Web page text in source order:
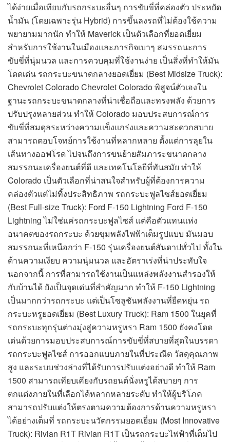
ได้ง่ายเมื่อเทียบกับรถกระบะอื่นๆ การขับขี่ที่คล่องตัว ประหยัด
น้ำมัน (โดยเฉพาะรุ่น Hybrid) การขึ้นลงรถที่ไม่ต้องใช้ความ
พยายามมากนัก ทำให้ Maverick เป็นตัวเลือกที่ยอดเยี่ยม
สำหรับการใช้งานในเมืองและภารกิจเบาๆ สมรรถนะการ
ขับขี่ที่นุ่มนวล และการควบคุมที่ใช้งานง่าย เป็นสิ่งที่ทำให้มัน
โดดเด่น รถกระบะขนาดกลางยอดเยี่ยม (Best Midsize Truck):
Chevrolet Colorado Chevrolet Colorado พิสูจน์ตัวเองใน
ฐานะรถกระบะขนาดกลางที่น่าเชื่อถือและทรงพลัง ด้วยการ
ปรับปรุงหลายส่วน ทำให้ Colorado มอบประสบการณ์การ
ขับขี่ที่สมดุลระหว่างความแข็งแกร่งและความสะดวกสบาย
สามารถตอบโจทย์การใช้งานที่หลากหลาย ตั้งแต่การลุยใน
เส้นทางออฟโรด ไปจนถึงการขนย้ายสัมภาระขนาดกลาง
สมรรถนะเครื่องยนต์ที่ดี และเทคโนโลยีที่ทันสมัย ทำให้
Colorado เป็นตัวเลือกที่น่าสนใจสำหรับผู้ที่ต้องการความ
คล่องตัวแต่ไม่ทิ้งประสิทธิภาพ รถกระบะฟูลไซส์ยอดเยี่ยม
(Best Full-size Truck): Ford F-150 Lightning Ford F-150
Lightning ไม่ใช่แค่รถกระบะฟูลไซส์ แต่คือตัวแทนแห่ง
อนาคตของรถกระบะ ด้วยขุมพลังไฟฟ้าเต็มรูปแบบ มันมอบ
สมรรถนะที่เหนือกว่า F-150 รุ่นเครื่องยนต์สันดาปทั่วไป ทั้งใน
ด้านความเงียบ ความนุ่มนวล และอัตราเร่งที่น่าประทับใจ
นอกจากนี้ การที่สามารถใช้งานเป็นแหล่งพลังงานสำรองให้
กับบ้านได้ ยังเป็นจุดเด่นที่สำคัญมาก ทำให้ F-150 Lightning
เป็นมากกว่ารถกระบะ แต่เป็นโซลูชันพลังงานที่ยืดหยุ่น รถ
กระบะหรูยอดเยี่ยม (Best Luxury Truck): Ram 1500 ในยุคที่
รถกระบะทุกรุ่นต่างมุ่งสู่ความหรูหรา Ram 1500 ยังคงโดด
เด่นด้วยการมอบประสบการณ์การขับขี่ที่สบายที่สุดในบรรดา
รถกระบะฟูลไซส์ การออกแบบภายในที่ประณีต วัสดุคุณภาพ
สูง และระบบช่วงล่างที่ได้รับการปรับแต่งอย่างดี ทำให้ Ram
1500 สามารถเทียบเคียงกับรถยนต์นั่งหรูได้สบายๆ การ
ตกแต่งภายในที่เลือกได้หลากหลายระดับ ทำให้ผู้บริโภค
สามารถปรับแต่งให้ตรงตามความต้องการด้านความหรูหรา
ได้อย่างเต็มที่ รถกระบะนวัตกรรมยอดเยี่ยม (Most Innovative
Truck): Rivian R1T Rivian R1T เป็นรถกระบะไฟฟ้าที่เต็มไป